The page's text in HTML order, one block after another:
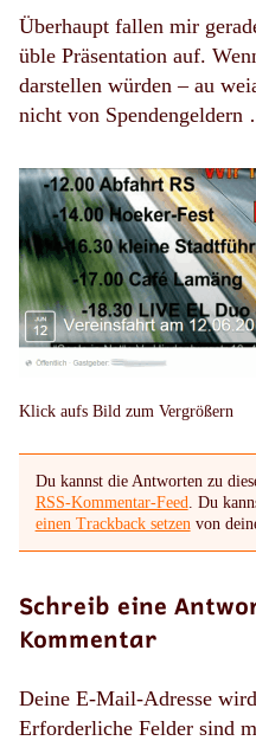
Überhaupt fallen mir
üble Präsentation auf.
darstellen würden – au
nicht von Spendengeldern
Klick aufs Bild zum Vergrößern
Du kannst die Antworten zu
RSS-Kommentar-Feed . Du
einen Trackback setzen von
Schreib eine
Kommentar
Deine E-Mail-Adresse
Erforderliche Felder sind